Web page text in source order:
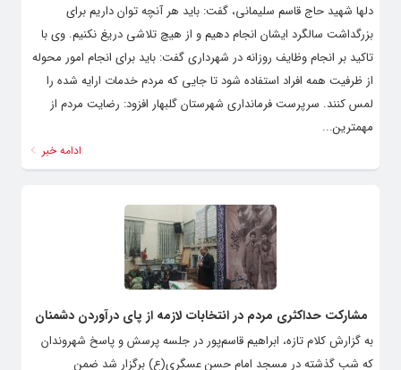
حضرت زهرا سلام الله علیها با اشاره به نزدیک شدن سالگرد شهادت سردار
دلها شهید حاج قاسم سلیمانی، گفت: باید هر آنچه توان داریم برای
بزرگداشت سالگرد ایشان انجام دهیم و از هیچ تلاشی دریغ نکنیم. وی با
تاکید بر انجام وظایف روزانه در شهرداری گفت: باید برای انجام امور محوله
از ظرفیت همه افراد استفاده شود تا جایی که مردم خدمات ارایه شده را
لمس کنند. سرپرست فرمانداری شهرستان گلبهار افزود: رضایت مردم از
ادامه خبر
مشارکت حداکثری مردم در انتخابات لازمه از پای درآوردن دشمنان
به گزارش کلام تازه، ابراهیم قاسم‌پور در جلسه پرسش و پاسخ شهروندان